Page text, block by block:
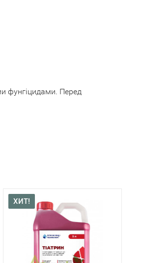
фунгіцидами. Перед
ХИТ!